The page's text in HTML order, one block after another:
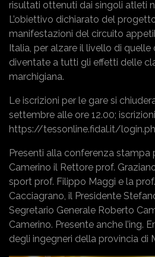
risultati ottenuti dai singoli atleti
L’obiettivo dichiarato del
manifestazioni del circuito
Italia, per alzare il livello di quelle
diventate a tutti gli effetti delle
marchigiana.
Le iscrizioni per le gare si
settembre alle ore 12.00;
https://tessonline.fidal.it/
Presenti alla conferenza stampa
Camerino il Rettore prof.
sport prof. Filippo Maggi e la
Cacciagrano, il Presidente
Segretario Generale Roberto
Camerino. Presente anche l’ing.
degli ingegneri della provincia di